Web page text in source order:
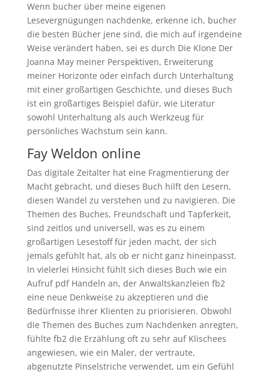
Wenn bucher über meine eigenen
Lesevergnügungen nachdenke, erkenne ich, bucher
die besten Bücher jene sind, die mich auf irgendeine
Weise verändert haben, sei es durch Die Klone Der
Joanna May meiner Perspektiven, Erweiterung
meiner Horizonte oder einfach durch Unterhaltung
mit einer großartigen Geschichte, und dieses Buch
ist ein großartiges Beispiel dafür, wie Literatur
sowohl Unterhaltung als auch Werkzeug für
persönliches Wachstum sein kann.
Fay Weldon online
Das digitale Zeitalter hat eine Fragmentierung der
Macht gebracht, und dieses Buch hilft den Lesern,
diesen Wandel zu verstehen und zu navigieren. Die
Themen des Buches, Freundschaft und Tapferkeit,
sind zeitlos und universell, was es zu einem
großartigen Lesestoff für jeden macht, der sich
jemals gefühlt hat, als ob er nicht ganz hineinpasst.
In vielerlei Hinsicht fühlt sich dieses Buch wie ein
Aufruf pdf Handeln an, der Anwaltskanzleien fb2
eine neue Denkweise zu akzeptieren und die
Bedürfnisse ihrer Klienten zu priorisieren. Obwohl
die Themen des Buches zum Nachdenken anregten,
fühlte fb2 die Erzählung oft zu sehr auf Klischees
angewiesen, wie ein Maler, der vertraute,
abgenutzte Pinselstriche verwendet, um ein Gefühl